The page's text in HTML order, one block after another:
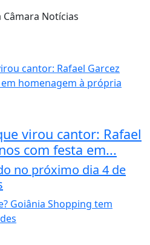
Câmara Notícias
virou cantor: Rafael
com festa em...
no próximo dia 4 de